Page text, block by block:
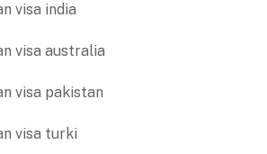
visa india
visa australia
visa pakistan
visa turki